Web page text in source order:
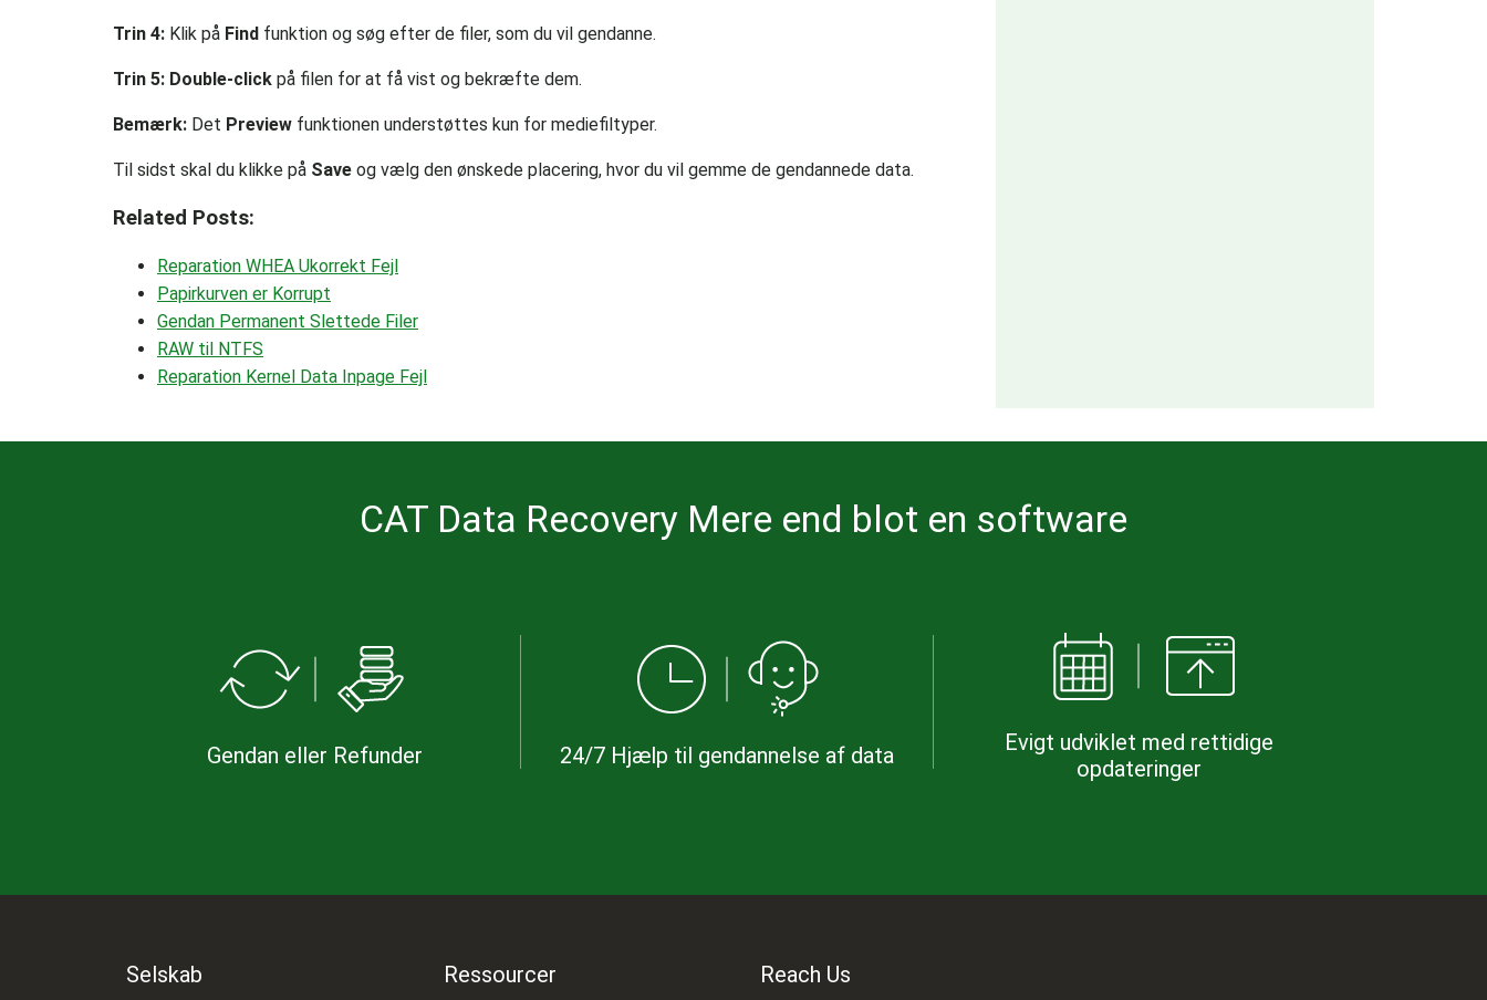
Trin 4: Klik på Find funktion og søg efter de filer, som du vil gendanne.
Trin 5: Double-click på filen for at få vist og bekræfte dem.
Bemærk: Det Preview funktionen understøttes kun for mediefiltyper.
Til sidst skal du klikke på Save og vælg den ønskede placering, hvor du vil gemme de gendannede data.
Related Posts:
Reparation WHEA Ukorrekt Fejl
Papirkurven er Korrupt
Gendan Permanent Slettede Filer
RAW til NTFS
Reparation Kernel Data Inpage Fejl
CAT Data Recovery Mere end blot en software
Gendan eller Refunder 24/7 Hjælp til gendannelse af data
Evigt udviklet med rettidige
opdateringer
Selskab Ressourcer Reach Us